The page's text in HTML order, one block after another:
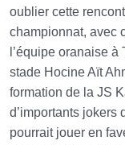
oublier cette
championnat, avec
l’équipe oranaise
stade Hocine Aït
formation de la JS
d’importants jokers
pourrait jouer en